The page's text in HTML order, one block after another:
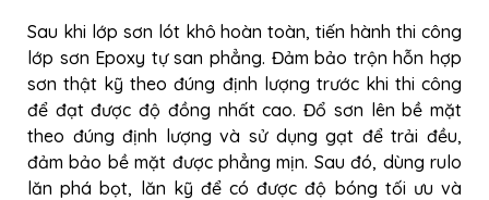
Sau khi lớp sơn lót khô hoàn toàn, tiến hành thi công
lớp sơn Epoxy tự san phẳng. Đảm bảo trộn hỗn hợp
sơn thật kỹ theo đúng định lượng trước khi thi công
để đạt được độ đồng nhất cao.Đổ sơn lên bề mặt
theo đúng định lượng và sử dụng gạt để trải đều,
đảm bảo bề mặt được phẳng mịn. Sau đó, dùng rulo
lăn phá bọt, lăn kỹ để có được độ bóng tối ưu và